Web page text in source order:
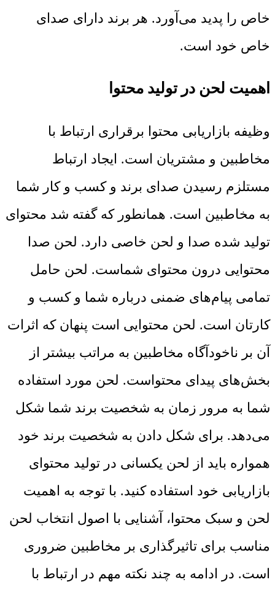
خاص را پدید می‌آورد. هر برند دارای صدای
خاص خود است.
اهمیت لحن در تولید محتوا
وظیفه بازاریابی محتوا برقراری ارتباط با
مخاطبین و مشتریان است. ایجاد ارتباط
مستلزم رسیدن صدای برند و کسب و کار شما
به مخاطبین است. همانطور که گفته شد محتوای
تولید شده صدا و لحن خاصی دارد. لحن صدا
محتوایی درون محتوای شماست. لحن حامل
تمامی پیام‌های ضمنی درباره شما و کسب و
کارتان است. لحن محتوایی است پنهان که اثرات
آن بر ناخودآگاه مخاطبین به مراتب بیشتر از
بخش‌های پیدای محتواست. لحن مورد استفاده
شما به مرور زمان به شخصیت برند شما شکل
می‌دهد. برای شکل دادن به شخصیت برند خود
همواره باید از لحن یکسانی در تولید محتوای
بازاریابی خود استفاده کنید. با توجه به اهمیت
لحن و سبک محتوا، آشنایی با اصول انتخاب لحن
مناسب برای تاثیرگذاری بر مخاطبین ضروری
است. در ادامه به چند نکته مهم در ارتباط با